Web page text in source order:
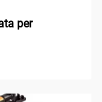
per